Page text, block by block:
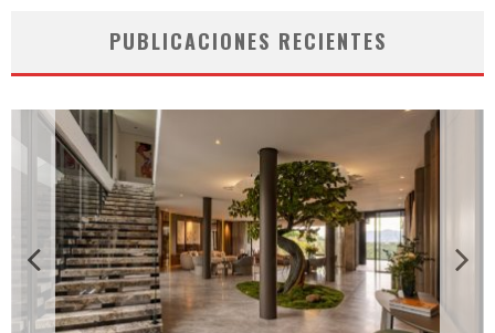
PUBLICACIONES RECIENTES